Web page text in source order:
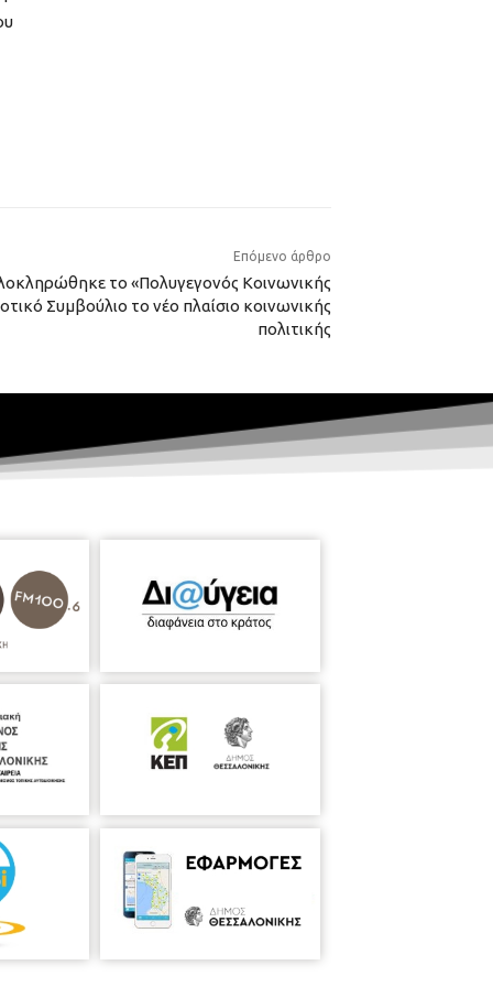
Επόμενο άρθρο
το «Πολυγεγονός Κοινωνικής
Συμβούλιο το νέο πλαίσιο κοινωνικής
πολιτικής